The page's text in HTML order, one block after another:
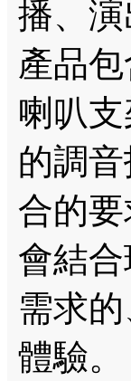
播、
產品
喇叭
的調
合的
會結
需求
體驗